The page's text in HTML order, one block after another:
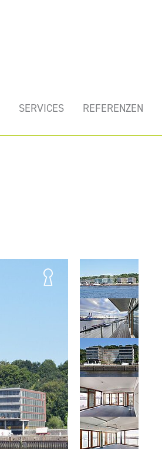
SERVICES REFERENZEN